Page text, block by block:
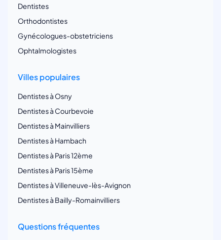
Dentistes
Orthodontistes
Gynécologues-obstetriciens
Ophtalmologistes
Villes populaires
Dentistes à Osny
Dentistes à Courbevoie
Dentistes à Mainvilliers
Dentistes à Hambach
Dentistes à Paris 12ème
Dentistes à Paris 15ème
Dentistes à Villeneuve-lès-Avignon
Dentistes à Bailly-Romainvilliers
Questions fréquentes